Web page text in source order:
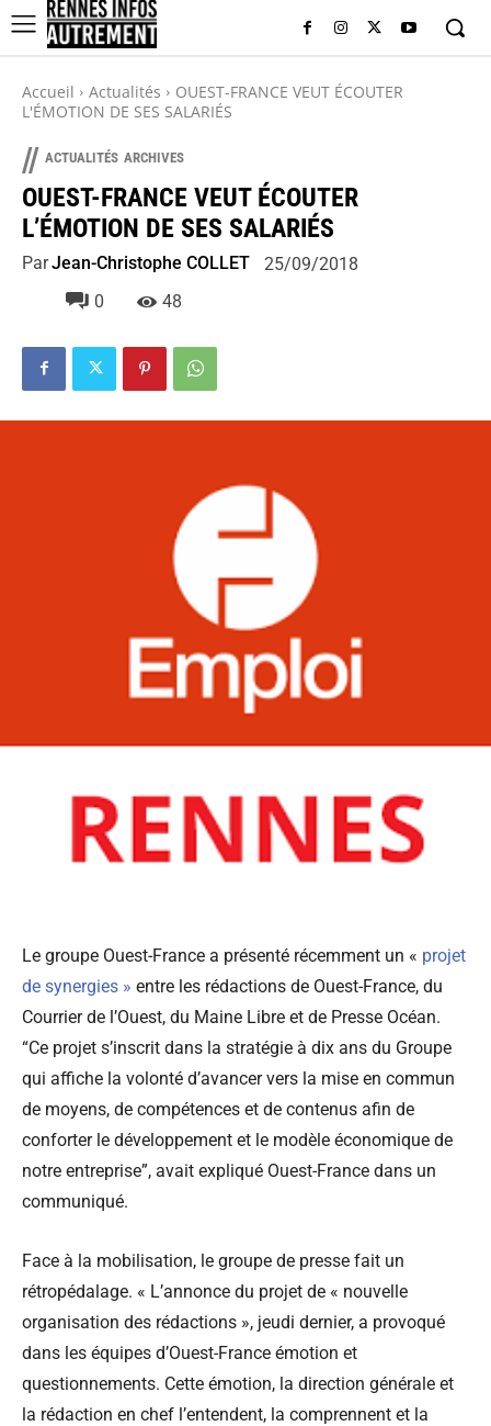
Accueil Actualités
OUEST-FRANCE VEUT ÉCOUTER
L'ÉMOTION DE SES SALARIÉS
// ACTUALITÉS ARCHIVES
OUEST-FRANCE VEUT ÉCOUTER
L’ÉMOTION DE SES SALARIÉS
ParJean-Christophe COLLET
25/09/2018
0
48
Le groupe Ouest-France a présenté récemment un « projet
de synergies » entre les rédactions de Ouest-France, du
Courrier de l’Ouest, du Maine Libre et de Presse Océan.
“Ce projet s’inscrit dans la stratégie à dix ans du Groupe
qui affiche la volonté d’avancer vers la mise en commun
de moyens, de compétences et de contenus afin de
conforter le développement et le modèle économique de
notre entreprise”, avait expliqué Ouest-France dans un
communiqué.
Face à la mobilisation, le groupe de presse fait un
rétropédalage. « L’annonce du projet de « nouvelle
organisation des rédactions », jeudi dernier, a provoqué
dans les équipes d’Ouest-France émotion et
questionnements. Cette émotion, la direction générale et
la rédaction en chef l’entendent, la comprennent et la